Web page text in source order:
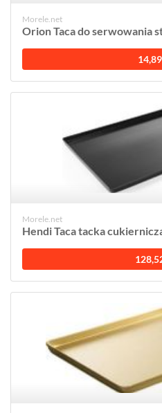
Morele.net
Orion Taca do serwowania
Morele.net
Hendi Taca tacka